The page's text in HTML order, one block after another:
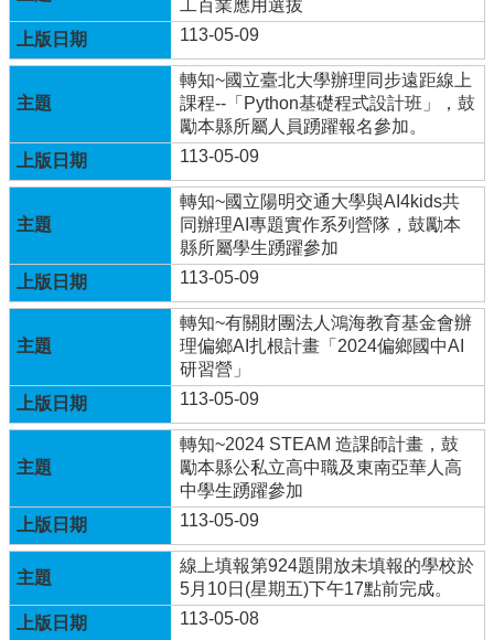
視
區
English
Version
程
總
計
廣
興
國
小
活
點
(臉
廣
國
小
附
工百業應用選拔
113-05-09
轉知~國立臺北大學辦理同步遠距線上
課程--「Python基礎程式設計班」，鼓
勵本縣所屬人員踴躍報名參加。
113-05-09
轉知~國立陽明交通大學與AI4kids共
同辦理AI專題實作系列營隊，鼓勵本
縣所屬學生踴躍參加
113-05-09
轉知~有關財團法人鴻海教育基金會辦
理偏鄉AI扎根計畫「2024偏鄉國中AI
研習營」
113-05-09
轉知~2024 STEAM 造課師計畫，鼓
勵本縣公私立高中職及東南亞華人高
中學生踴躍參加
113-05-09
線上填報第924題開放未填報的學校於
5月10日(星期五)下午17點前完成。
113-05-08